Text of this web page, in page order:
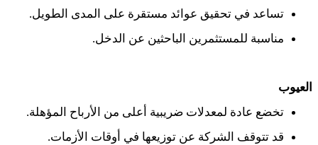
تساعد في تحقيق عوائد مستقرة على المدى الطويل.
مناسبة للمستثمرين الباحثين عن الدخل.
العيوب
تخضع عادة لمعدلات ضريبية أعلى من الأرباح المؤهلة.
قد تتوقف الشركة عن توزيعها في أوقات الأزمات.